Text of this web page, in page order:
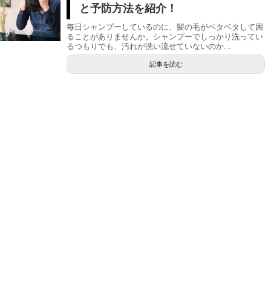
と予防方法を紹介！
毎日シャンプーしているのに、髪の毛がベタベタして困
ることがありませんか。シャンプーでしっかり洗ってい
るつもりでも、汚れが洗い流せていないのか...
記事を読む